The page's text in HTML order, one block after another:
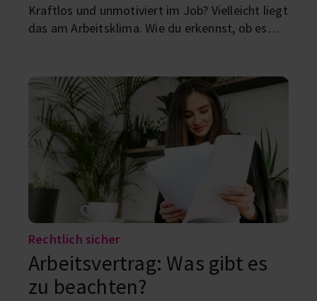
Kraftlos und unmotiviert im Job? Vielleicht liegt
das am Arbeitsklima. Wie du erkennst, ob es
Rechtlich sicher
Arbeitsvertrag: Was gibt es
zu beachten?